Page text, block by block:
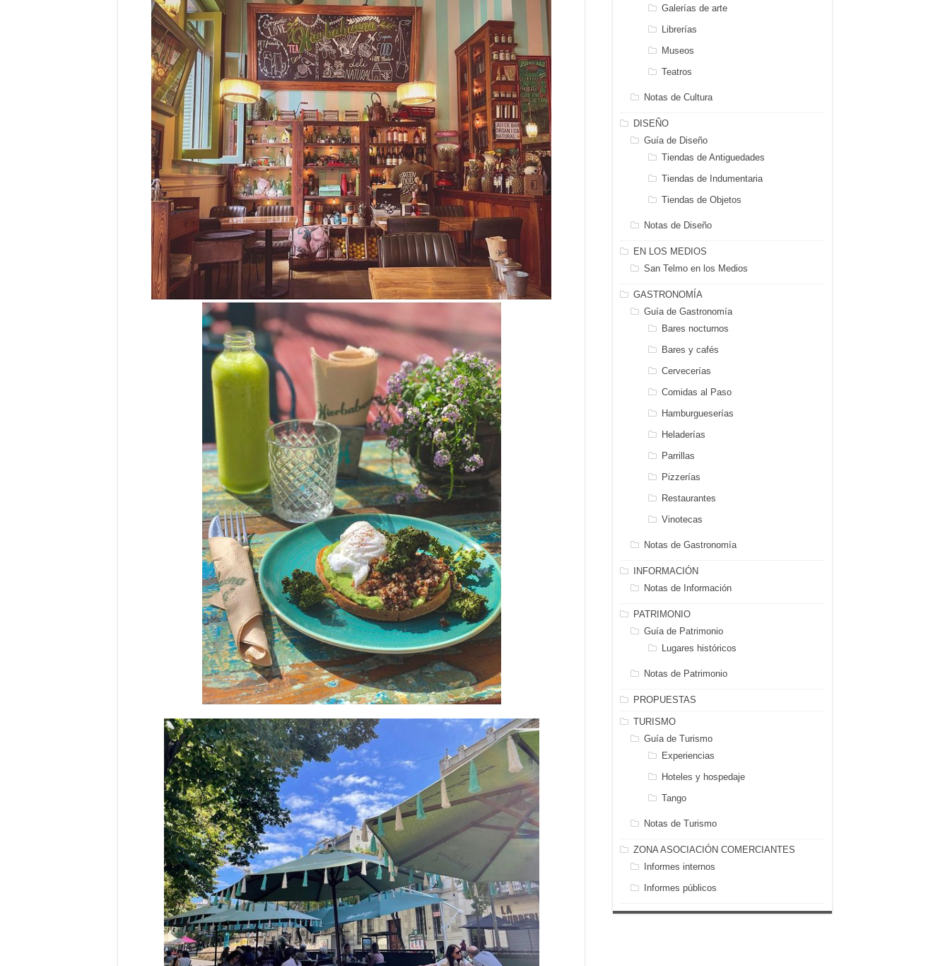
Galerías de arte
Librerías
Museos
Teatros
Notas de Cultura
DISEÑO
Guía de Diseño
Tiendas de Antiguedades
Tiendas de Indumentaria
Tiendas de Objetos
Notas de Diseño
EN LOS MEDIOS
San Telmo en los Medios
GASTRONOMÍA
Guía de Gastronomía
Bares nocturnos
Bares y cafés
Cervecerías
Comidas al Paso
Hamburgueserías
Heladerías
Parrillas
Pizzerías
Restaurantes
Vinotecas
Notas de Gastronomía
INFORMACIÓN
Notas de Información
PATRIMONIO
Guía de Patrimonio
Lugares históricos
Notas de Patrimonio
PROPUESTAS
TURISMO
Guía de Turismo
Experiencias
Hoteles y hospedaje
Tango
Notas de Turismo
ZONA ASOCIACIÓN COMERCIANTES
Informes internos
Informes públicos